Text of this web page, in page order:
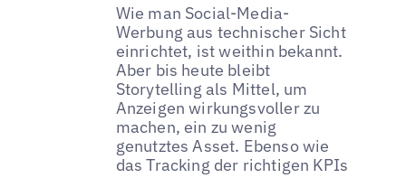
Wie man Social-Media-
Werbung aus technischer Sicht
einrichtet, ist weithin bekannt.
Aber bis heute bleibt
Storytelling als Mittel, um
Anzeigen wirkungsvoller zu
machen, ein zu wenig
genutztes Asset. Ebenso wie
das Tracking der richtigen KPIs